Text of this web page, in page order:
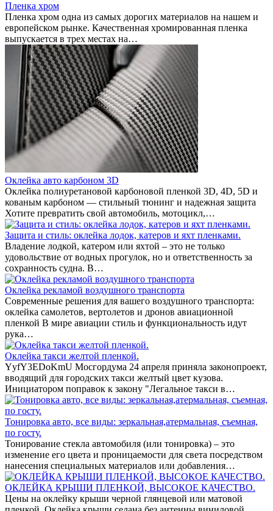
Пленка хром
Пленка хром одна из самых дорогих материалов на нашем и
европейском рынке. Качественная хромированная пленка
выпускается в трех местах на…
Оклейка авто карбоном 3D
Оклейка полиуретановой карбоновой пленкой 3D, 4D, 5D и
кованым карбоном — стильный тюнинг и надежная защита
Хотите превратить свой автомобиль, мотоцикл,…
Защита и стиль: оклейка лодок, катеров и яхт пленками.
Владение лодкой, катером или яхтой – это не только
удовольствие от водных прогулок, но и ответственность за
сохранность судна. В…
Оклейка рекламой воздушного транспорта
Современные решения для вашего воздушного транспорта:
оклейка самолетов, вертолетов и дронов авиационной
пленкой В мире авиации стиль и функциональность идут
рука…
Оклейка такси желтой пленкой.
YyfY3EDoKmU Мосгордума 24 апреля приняла законопроект,
вводящий для городских такси желтый цвет кузова.
Инициатором поправок к закону "Легальное такси в…
Тонировка авто, все виды: зеркальная,атермальная, съемная,
по госту.
Тонирование стекла автомобиля (или тонировка) – это
изменение его цвета и проницаемости для света посредством
нанесения специальных материалов или добавления…
ОКЛЕЙКА КРЫШИ ПЛЕНКОЙ, ВЫСОКОЕ КАЧЕСТВО.
Цены на оклейку крыши черной глянцевой или матовой